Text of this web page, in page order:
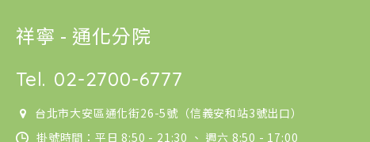
祥寧 - 通化分院
Tel. 02-2700-6777
台北市大安區通化街26-5號（信義安和站3號出口）
掛號時間：平日 8:50 - 21:30 、 週六 8:50 - 17:00